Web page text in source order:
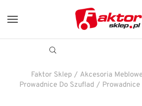
Faktor Sklep / Akcesoria
Prowadnice Do Szuflad /